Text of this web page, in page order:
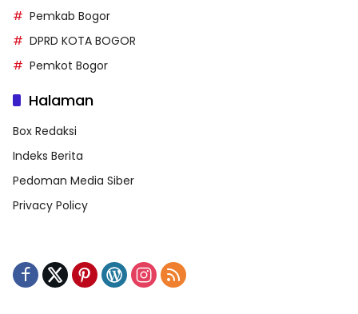
Pemkab Bogor
DPRD KOTA BOGOR
Pemkot Bogor
Halaman
Box Redaksi
Indeks Berita
Pedoman Media Siber
Privacy Policy